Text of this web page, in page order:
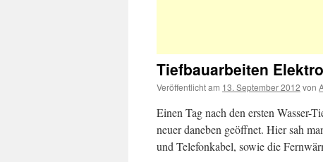
Tiefbauarbeiten
Veröffentlicht am 13. September 2012 von
Einen Tag nach den ersten Wasser-
neuer daneben geöffnet. Hier sah
und Telefonkabel, sowie die